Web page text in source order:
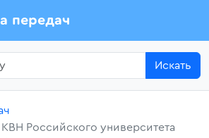
передач
Искать
Российского университета